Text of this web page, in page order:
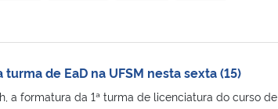
de EaD na UFSM nesta sexta (15)
a formatura da 1ª turma de licenciatura do curso de